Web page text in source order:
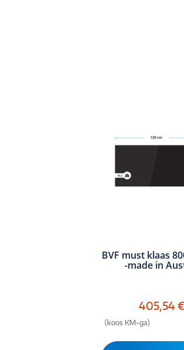
BVF must klaas
-made in
405,54€
(koos KM-ga)